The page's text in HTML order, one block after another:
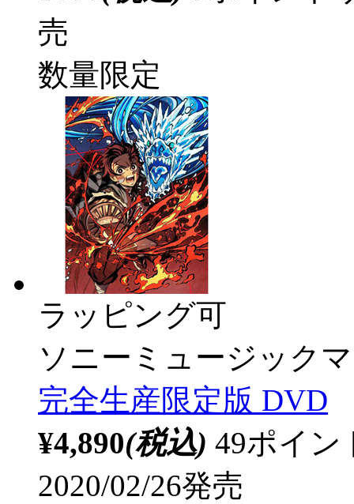
売
数量限定
ラッピング可
ソニーミュージック
完全生産限定版 DVD
¥4,890(税込) 49ポイ
2020/02/26発売